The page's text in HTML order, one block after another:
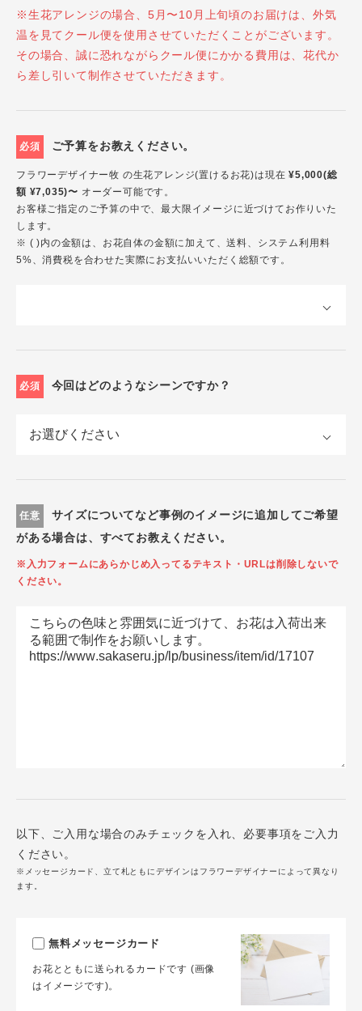
※生花アレンジの場合、5月〜10月上旬頃のお届けは、外気
温を見てクール便を使用させていただくことがございます。
その場合、誠に恐れながらクール便にかかる費用は、花代か
ら差し引いて制作させていただきます。
必須 ご予算をお教えください。
フラワーデザイナー牧 の生花アレンジ(置けるお花)は現在¥5,000(総
額 ¥7,035)〜 オーダー可能です。
お客様ご指定のご予算の中で、最大限イメージに近づけてお作りいた
します。
※ ( )内の金額は、お花自体の金額に加えて、送料、システム利用料
5%、消費税を合わせた実際にお支払いいただく総額です。
必須 今回はどのようなシーンですか？
任意
サイズについてなど事例のイメージに追加してご希望
がある場合は、すべてお教えください。
※入力フォームにあらかじめ入ってるテキスト・URLは削除しないで
ください。
以下、ご入用な場合のみチェックを入れ、必要事項をご入力
ください。
※メッセージカード、立て札ともにデザインはフラワーデザイナーによって異なり
ます。
無料メッセージカード
お花とともに送られるカードです (画像
はイメージです)。